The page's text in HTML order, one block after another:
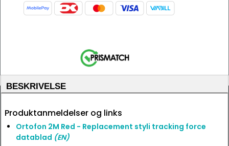
BESKRIVELSE
Produktanmeldelser og links
Ortofon 2M Red - Replacement styli tracking force
datablad (EN)